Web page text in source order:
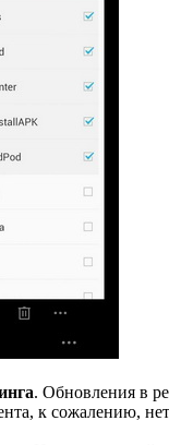
. Обновления в
к сожалению,